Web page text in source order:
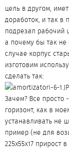
цель в другом,
доработок, и так в
подрезал рабочий
а почему бы так не
случае корпус
изготовим
сделать так:
Зачем? Все просто
горизонт, как в
устанавливать не
пример (не для
225х55х17 прирост